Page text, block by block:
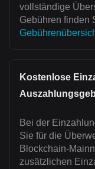
vollständige
Gebühren finden
Kostenlose
Bei der
Sie für die
Blockchain-
zusätzlichen